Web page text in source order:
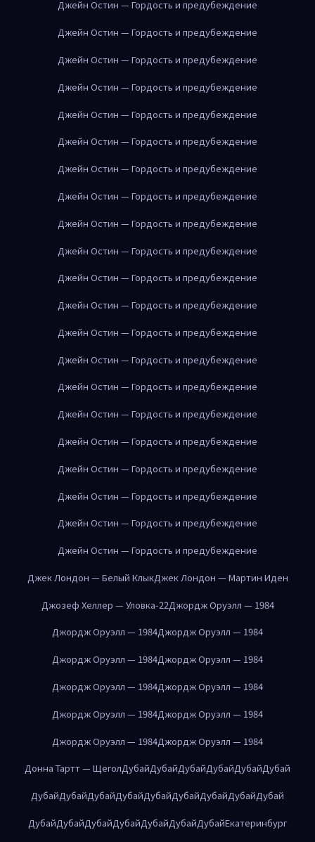
Джейн Остин — Гордость и предубеждение
Джейн Остин — Гордость и предубеждение
Джейн Остин — Гордость и предубеждение
Джейн Остин — Гордость и предубеждение
Джейн Остин — Гордость и предубеждение
Джейн Остин — Гордость и предубеждение
Джейн Остин — Гордость и предубеждение
Джейн Остин — Гордость и предубеждение
Джейн Остин — Гордость и предубеждение
Джейн Остин — Гордость и предубеждение
Джейн Остин — Гордость и предубеждение
Джейн Остин — Гордость и предубеждение
Джейн Остин — Гордость и предубеждение
Джейн Остин — Гордость и предубеждение
Джейн Остин — Гордость и предубеждение
Джейн Остин — Гордость и предубеждение
Джейн Остин — Гордость и предубеждение
Джейн Остин — Гордость и предубеждение
Джейн Остин — Гордость и предубеждение
Джейн Остин — Гордость и предубеждение
Джейн Остин — Гордость и предубеждение
Джек Лондон — Белый КлыкДжек Лондон — Мартин Иден
Джозеф Хеллер — Уловка-22Джордж Оруэлл — 1984
Джордж Оруэлл — 1984Джордж Оруэлл — 1984
Джордж Оруэлл — 1984Джордж Оруэлл — 1984
Джордж Оруэлл — 1984Джордж Оруэлл — 1984
Джордж Оруэлл — 1984Джордж Оруэлл — 1984
Джордж Оруэлл — 1984Джордж Оруэлл — 1984
Донна Тартт — ЩеголДубайДубайДубайДубайДубайДубай
ДубайДубайДубайДубайДубайДубайДубайДубайДубай
ДубайДубайДубайДубайДубайДубайДубайЕкатеринбург